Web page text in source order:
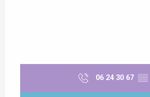
06 24 30 67 ▒▒